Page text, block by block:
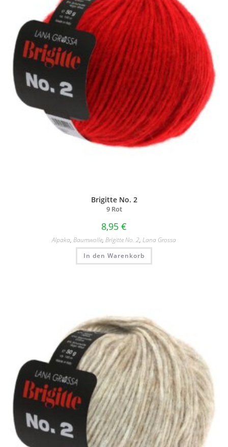
Brigitte No. 2
9 Rot
8,95 €
Alpaka, Baumwolle, Brigitte No. 2, Lana Grossa
In den Warenkorb